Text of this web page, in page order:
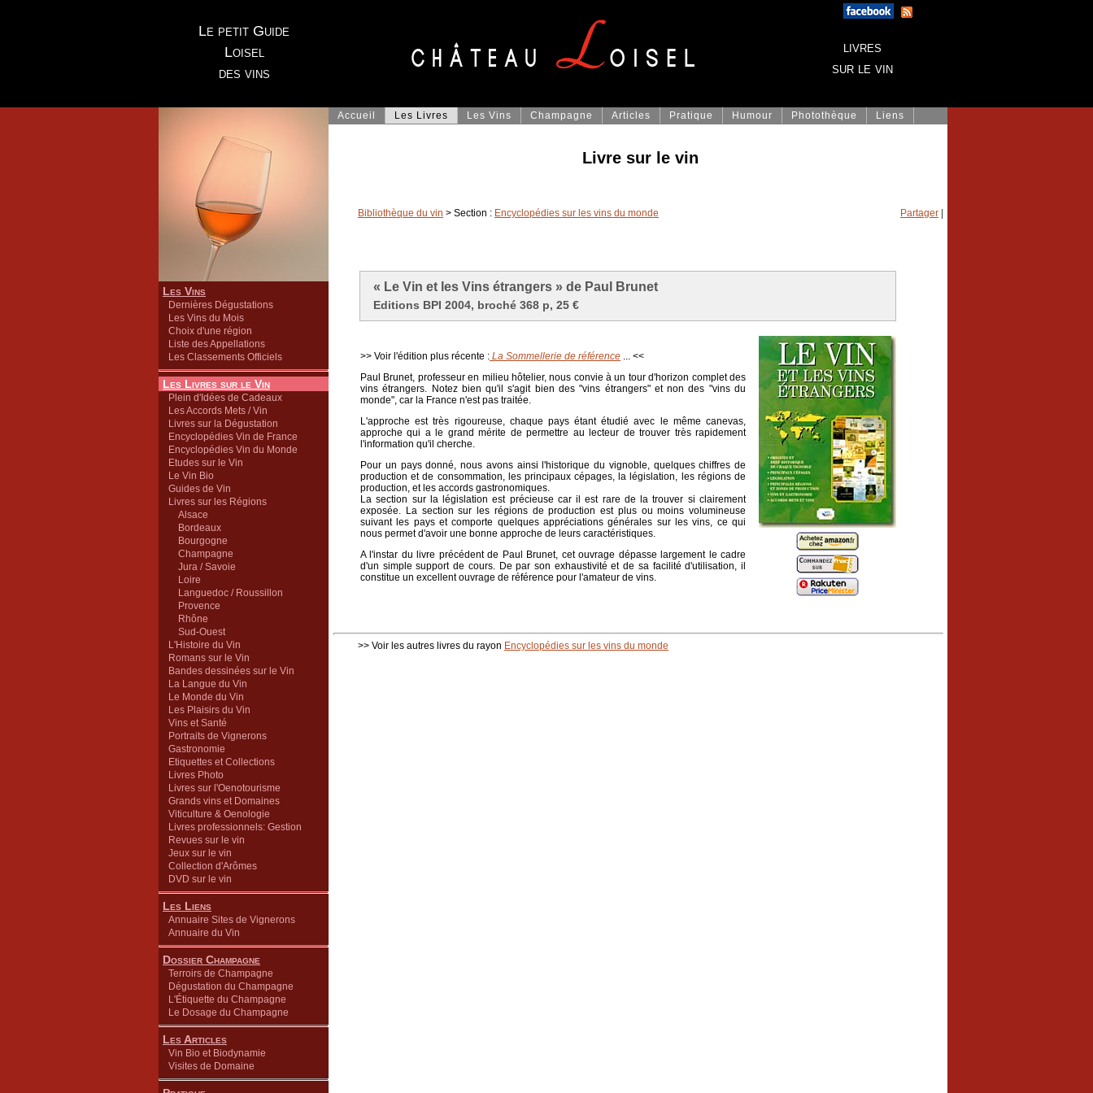
Le petit Guide
Loisel
des vins
livres
sur le vin
Les Vins
Dernières Dégustations
Les Vins du Mois
Choix d'une région
Liste des Appellations
Les Classements Officiels
Les Livres sur le Vin
Plein d'Idées de Cadeaux
Les Accords Mets / Vin
Livres sur la Dégustation
Encyclopédies Vin de France
Encyclopédies Vin du Monde
Etudes sur le Vin
Le Vin Bio
Guides de Vin
Livres sur les Régions
Alsace
Bordeaux
Bourgogne
Champagne
Jura / Savoie
Loire
Languedoc / Roussillon
Provence
Rhône
Sud-Ouest
L'Histoire du Vin
Romans sur le Vin
Bandes dessinées sur le Vin
La Langue du Vin
Le Monde du Vin
Les Plaisirs du Vin
Vins et Santé
Portraits de Vignerons
Gastronomie
Etiquettes et Collections
Livres Photo
Livres sur l'Oenotourisme
Grands vins et Domaines
Viticulture & Oenologie
Livres professionnels: Gestion
Revues sur le vin
Jeux sur le vin
Collection d'Arômes
DVD sur le vin
Les Liens
Annuaire Sites de Vignerons
Annuaire du Vin
Dossier Champagne
Terroirs de Champagne
Dégustation du Champagne
L'Étiquette du Champagne
Le Dosage du Champagne
Les Articles
Vin Bio et Biodynamie
Visites de Domaine
Accueil Les Livres Les Vins Champagne Articles Pratique Humour Photothèque Liens
Livre sur le vin
Partager
Bibliothèque du vin > Section : Encyclopédies sur les vins du monde
« Le Vin et les Vins étrangers » de Paul Brunet
Editions BPI 2004, broché 368 p, 25 €
>> Voir l'édition plus récente : La Sommellerie de référence ... <<
Paul Brunet, professeur en milieu hôtelier, nous convie à un tour d'horizon complet des
vins étrangers. Notez bien qu'il s'agit bien des "vins étrangers" et non des "vins du
monde", car la France n'est pas traitée.
L'approche est très rigoureuse, chaque pays étant étudié avec le même canevas,
approche qui a le grand mérite de permettre au lecteur de trouver très rapidement
l'information qu'il cherche.
Pour un pays donné, nous avons ainsi l'historique du vignoble, quelques chiffres de
production et de consommation, les principaux cépages, la législation, les régions de
production, et les accords gastronomiques.
La section sur la législation est précieuse car il est rare de la trouver si clairement
exposée. La section sur les régions de production est plus ou moins volumineuse
suivant les pays et comporte quelques appréciations générales sur les vins, ce qui
nous permet d'avoir une bonne approche de leurs caractéristiques.
A l'instar du livre précédent de Paul Brunet, cet ouvrage dépasse largement le cadre
d'un simple support de cours. De par son exhaustivité et de sa facilité d'utilisation, il
constitue un excellent ouvrage de référence pour l'amateur de vins.
>> Voir les autres livres du rayon Encyclopédies sur les vins du monde